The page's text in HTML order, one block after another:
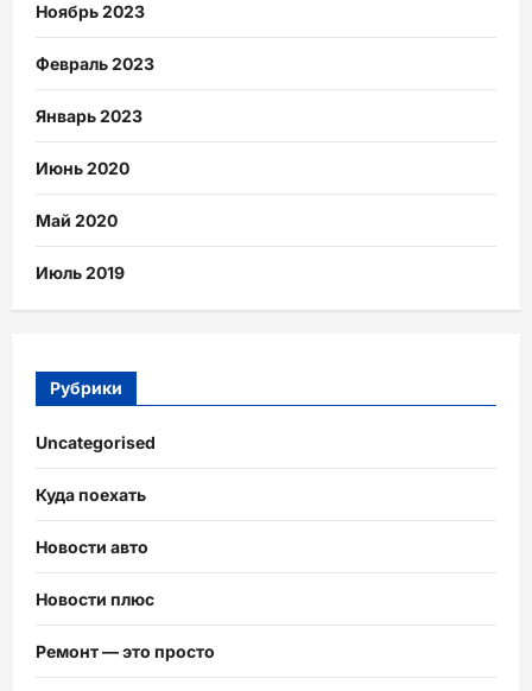
Ноябрь 2023
Февраль 2023
Январь 2023
Июнь 2020
Май 2020
Июль 2019
Рубрики
Uncategorised
Куда поехать
Новости авто
Новости плюс
Ремонт — это просто